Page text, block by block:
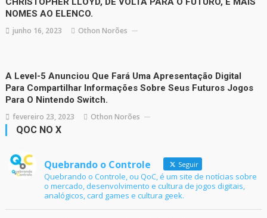
NOMES AO ELENCO.
junho 16, 2023 Othon Norões
A Level-5 Anunciou Que Fará Uma Apresentação Digital
Para Compartilhar Informações Sobre Seus Futuros Jogos
Para O Nintendo Switch.
fevereiro 23, 2023 Othon Norões
QOC NO X
Quebrando o Controle Seguir
Quebrando o Controle, ou QoC, é um site de notícias sobre
o mercado, desenvolvimento e cultura de jogos digitais,
analógicos, card games e cultura geek.